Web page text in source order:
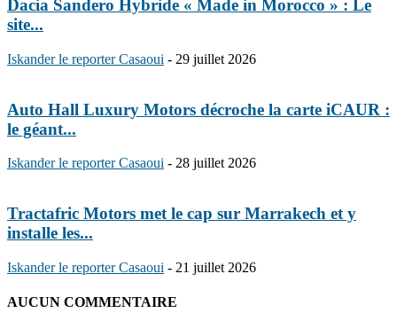
Dacia Sandero Hybride « Made in Morocco » : Le
site...
Iskander le reporter Casaoui - 29 juillet 2026
Auto Hall Luxury Motors décroche la carte iCAUR :
le géant...
Iskander le reporter Casaoui - 28 juillet 2026
Tractafric Motors met le cap sur Marrakech et y
installe les...
Iskander le reporter Casaoui - 21 juillet 2026
AUCUN COMMENTAIRE